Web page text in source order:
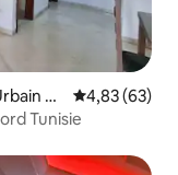
N
Évaluation
4,83 (63)
Tunisie